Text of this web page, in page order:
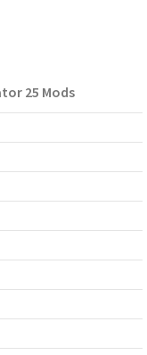
25 Mods